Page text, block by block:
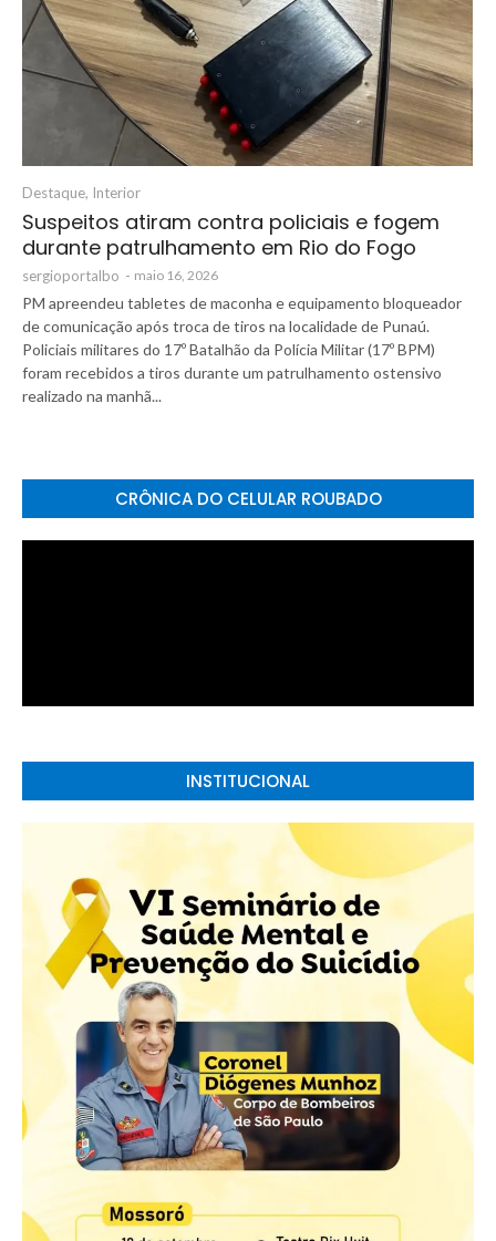
Destaque, Interior
Suspeitos atiram contra policiais e fogem
durante patrulhamento em Rio do Fogo
sergioportalbo - maio 16, 2026
PM apreendeu tabletes de maconha e equipamento bloqueador
de comunicação após troca de tiros na localidade de Punaú.
Policiais militares do 17º Batalhão da Polícia Militar (17º BPM)
foram recebidos a tiros durante um patrulhamento ostensivo
realizado na manhã...
CRÔNICA DO CELULAR ROUBADO
INSTITUCIONAL